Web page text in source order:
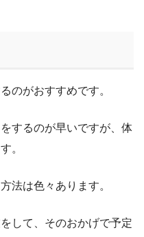
のがおすすめです。
するのが早いですが、体
。
法は色々あります。
して、そのおかげで予定